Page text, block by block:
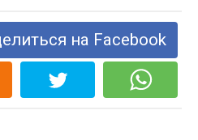
на Facebook